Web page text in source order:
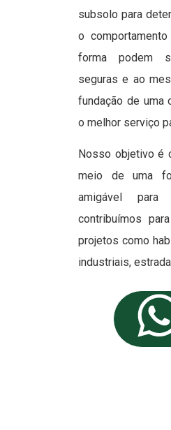
subsolo para
o
forma podem
seguras e ao
fundação de uma
o melhor serviço
Nosso objetivo é
meio de uma
amigável
contribuímos
projetos como
industriais,